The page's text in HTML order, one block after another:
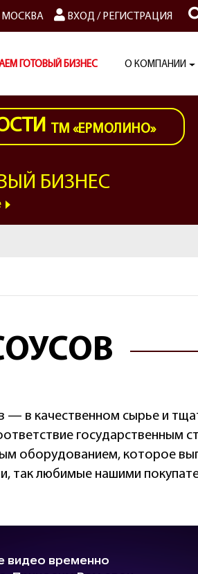
МОСКВА ВХОД/ РЕГИСТРАЦИЯ
ГОТОВЫЙ БИЗНЕС О КОМПАНИИ
ТМ «ЕРМОЛИНО»
БИЗНЕС
— в качественном сырье и
государственным
оборудованием, которое
так любимые нашими